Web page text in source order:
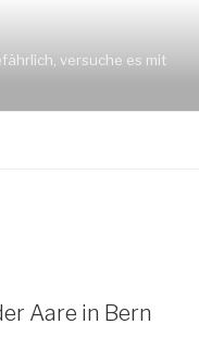
versuche es mit
Aare in Bern